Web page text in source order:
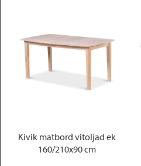
Kivik matbord vitoljad ek
160/210x90 cm